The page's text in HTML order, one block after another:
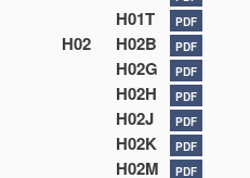
H01T PDF
H02 H02B PDF
H02G PDF
H02H PDF
H02J PDF
H02K PDF
H02M PDF